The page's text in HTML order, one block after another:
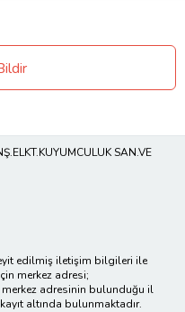
SAN.VE
edilmiş iletişim bilgileri ile
merkez adresi;
adresinin bulunduğu il
altında bulunmaktadır.